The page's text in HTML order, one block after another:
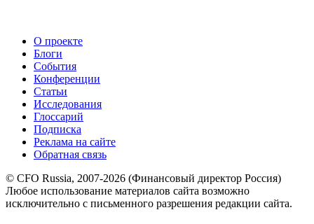
О проекте
Блоги
События
Конференции
Статьи
Исследования
Глоссарий
Подписка
Реклама на сайте
Обратная связь
© CFO Russia, 2007-2026 (Финансовый директор Россия)
Любое использование материалов сайта возможно
исключительно с письменного разрешения редакции сайта.